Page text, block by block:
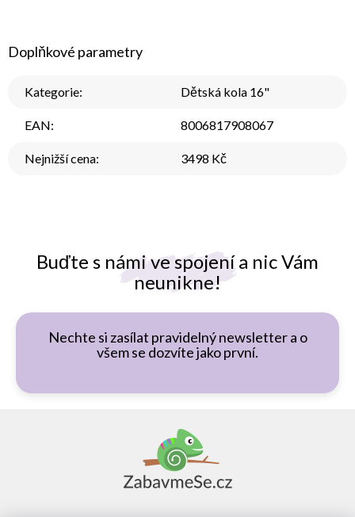
Buďte s námi ve spojení a nic Vám
neunikne!
Nechte si zasílat pravidelný newsletter a o
všem se dozvíte jako první.
Doplňkové parametry
Kategorie: Dětská kola 16"
EAN: 8006817908067
Nejnižší cena: 3498 Kč